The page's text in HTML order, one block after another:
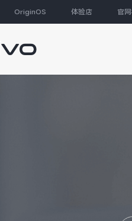
OriginOS 体验店 官